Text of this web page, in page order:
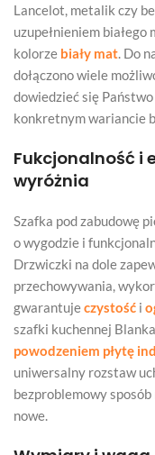
Lancelot, metalik czy
uzupełnieniem
kolorze biały mat. Do
dołączono wiele
dowiedzieć się
konkretnym wariancie
Fukcjonalność i
wyróżnia
Szafka pod zabudowę
o wygodzie i
Drzwiczki na dole
przechowywania,
gwarantujeczystość i
szafki kuchennej
powodzeniem płytę
uniwersalny rozstaw
bezproblemowy
nowe.